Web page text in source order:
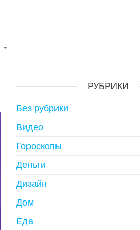
РУБРИКИ
Без рубрики
Видео
Гороскопы
Деньги
Дизайн
Дом
Еда